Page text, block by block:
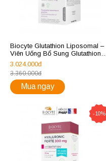
Biocyte Glutathion Liposomal –
Viên Uống Bổ Sung Glutathione
90 viên
3.024.000đ
3.360.000đ
Mua ngay
-10%